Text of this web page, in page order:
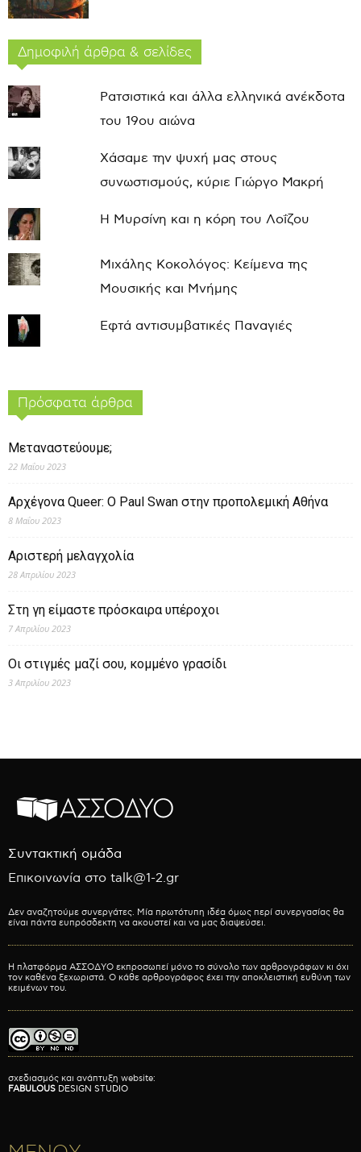
Δημοφιλή άρθρα & σελίδες
Ρατσιστικά και άλλα ελληνικά ανέκδοτα
του 19ου αιώνα
Χάσαμε την ψυχή μας στους
συνωστισμούς, κύριε Γιώργο Μακρή
Η Μυρσίνη και η κόρη του Λοΐζου
Μιχάλης Κοκολόγος: Κείμενα της
Μουσικής και Μνήμης
Εφτά αντισυμβατικές Παναγιές
Πρόσφατα άρθρα
Μεταναστεύουμε;
22 Μαΐου 2023
Αρχέγονα Queer: O Paul Swan στην προπολεμική Αθήνα
8 Μαΐου 2023
Αριστερή μελαγχολία
28 Απριλίου 2023
Στη γη είμαστε πρόσκαιρα υπέροχοι
7 Απριλίου 2023
Οι στιγμές μαζί σου, κομμένο γρασίδι
3 Απριλίου 2023
Συντακτική ομάδα
Επικοινωνία στο talk@1-2.gr
Δεν αναζητούμε συνεργάτες. Μία πρωτότυπη ιδέα όμως περί συνεργασίας θα
είναι πάντα ευπρόσδεκτη να ακουστεί και να μας διαψεύσει.
Η πλατφόρμα ΑΣΣΟΔΥΟ εκπροσωπεί μόνο το σύνολο των αρθρογράφων κι όχι
τον καθένα ξεχωριστά. Ο κάθε αρθρογράφος έχει την αποκλειστική ευθύνη των
κειμένων του.
σχεδιασμός και ανάπτυξη website:
FABULOUS DESIGN STUDIO